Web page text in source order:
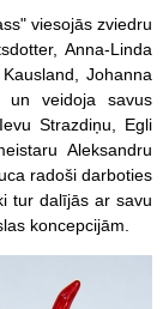
viesojās zviedru
Anna-Linda
Johanna
un veidoja savus
Strazdiņu, Egli
Aleksandru
radoši darboties
tur dalījās ar savu
koncepcijām.